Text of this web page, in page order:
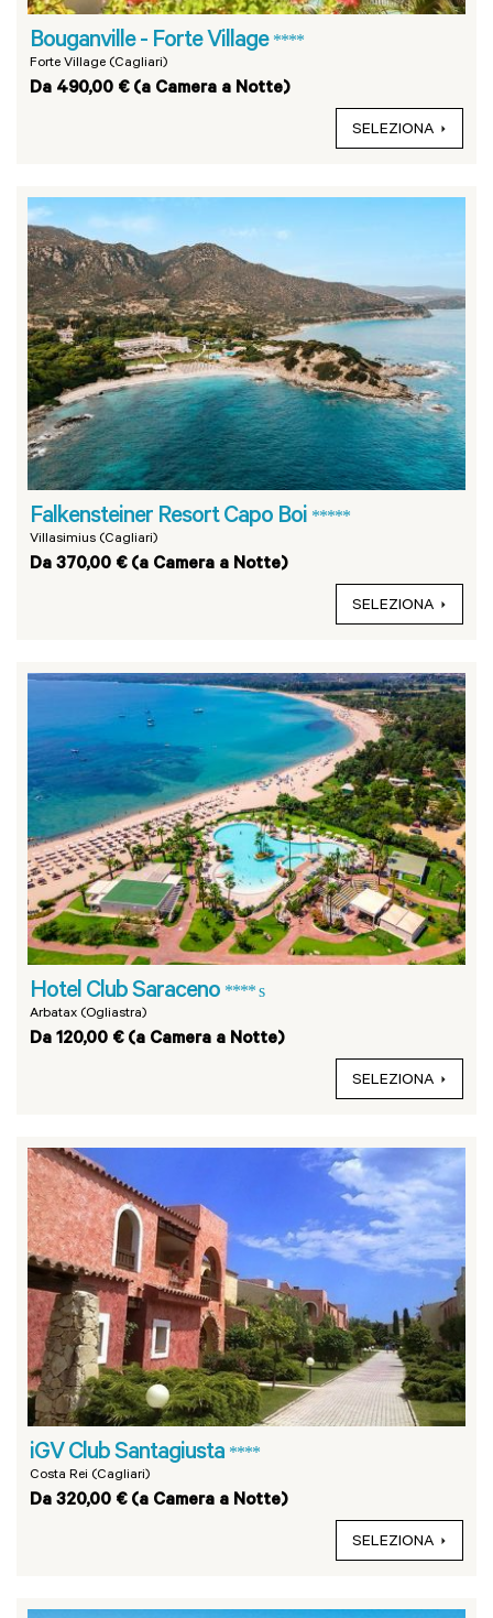
Bouganville - Forte Village ****
Forte Village (Cagliari)
Da 490,00 € (a Camera a Notte)
SELEZIONA
Falkensteiner Resort Capo Boi *****
Villasimius (Cagliari)
Da 370,00 € (a Camera a Notte)
SELEZIONA
Hotel Club Saraceno **** s
Arbatax (Ogliastra)
Da 120,00 € (a Camera a Notte)
SELEZIONA
iGV Club Santagiusta ****
Costa Rei (Cagliari)
Da 320,00 € (a Camera a Notte)
SELEZIONA